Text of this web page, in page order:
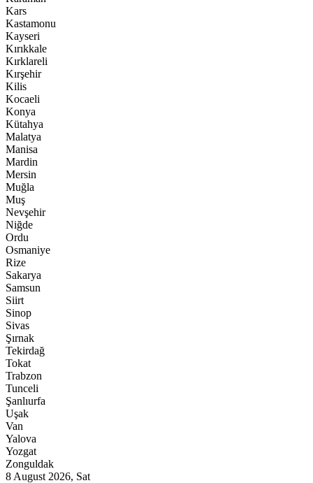
Kars
Kastamonu
Kayseri
Kırıkkale
Kırklareli
Kırşehir
Kilis
Kocaeli
Konya
Kütahya
Malatya
Manisa
Mardin
Mersin
Muğla
Muş
Nevşehir
Niğde
Ordu
Osmaniye
Rize
Sakarya
Samsun
Siirt
Sinop
Sivas
Şırnak
Tekirdağ
Tokat
Trabzon
Tunceli
Şanlıurfa
Uşak
Van
Yalova
Yozgat
Zonguldak
8 August 2026, Sat